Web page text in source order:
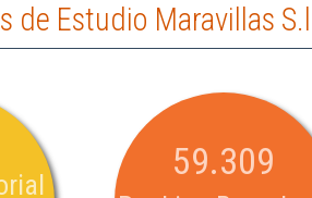
de Estudio Maravillas
59.309